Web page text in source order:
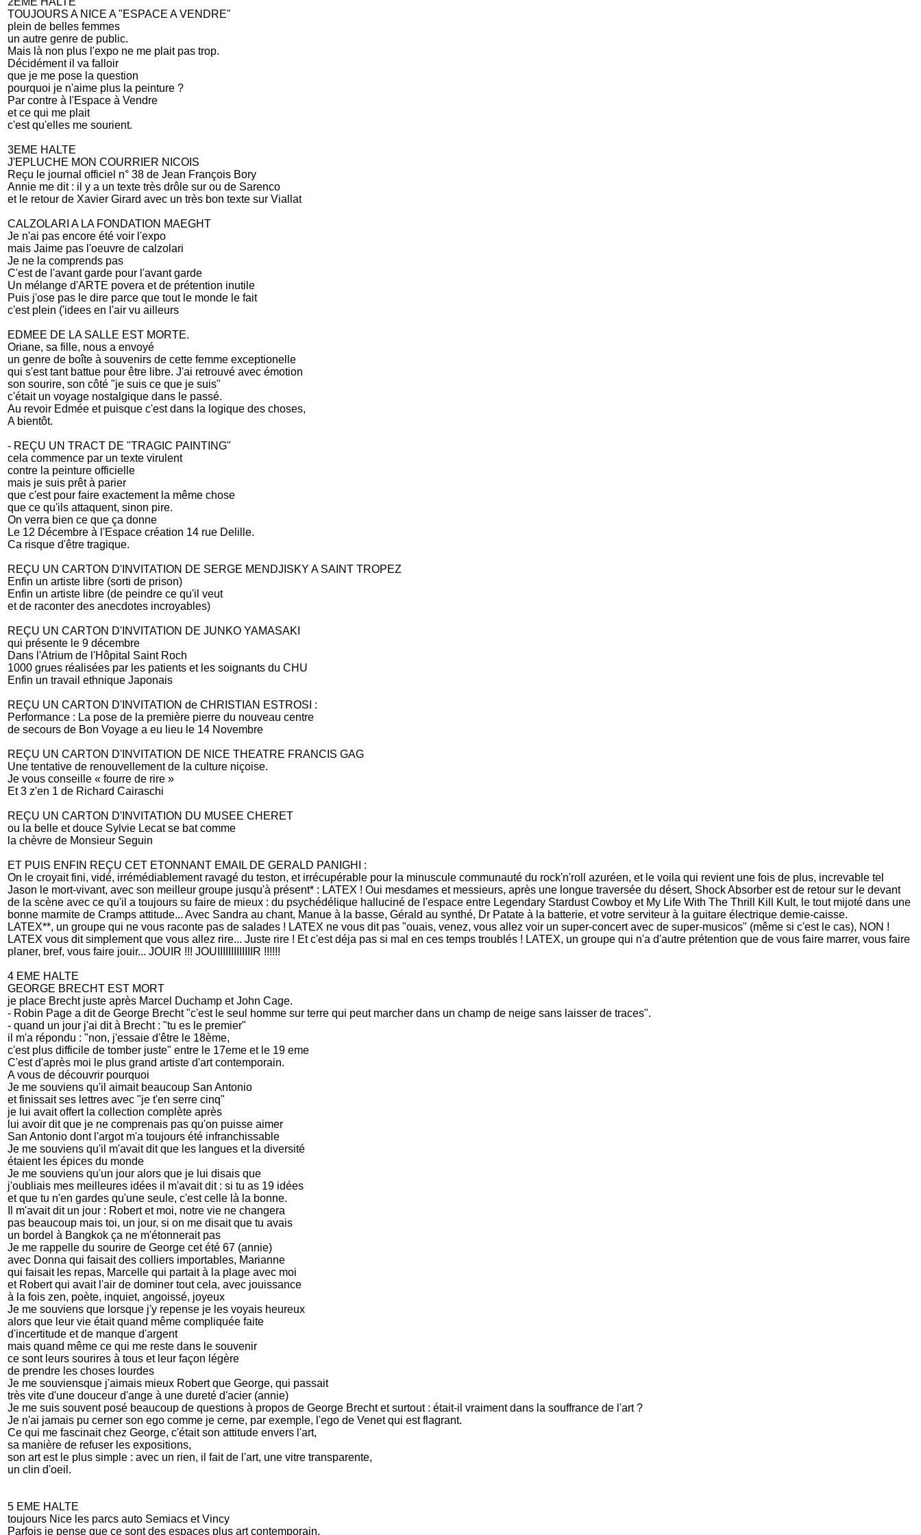
TOUJOURS A NICE A "ESPACE A VENDRE"
plein de belles femmes
un autre genre de public.
Mais là non plus l'expo ne me plait pas trop.
Décidément il va falloir
que je me pose la question
pourquoi je n'aime plus la peinture ?
Par contre à l'Espace à Vendre
et ce qui me plait
c'est qu'elles me sourient.
3EME HALTE
J'EPLUCHE MON COURRIER NICOIS
Reçu le journal officiel n° 38 de Jean François Bory
Annie me dit : il y a un texte très drôle sur ou de Sarenco
et le retour de Xavier Girard avec un très bon texte sur Viallat
CALZOLARI A LA FONDATION MAEGHT
Je n'ai pas encore été voir l'expo
mais Jaime pas l'oeuvre de calzolari
Je ne la comprends pas
C'est de l'avant garde pour l'avant garde
Un mélange d'ARTE povera et de prétention inutile
Puis j'ose pas le dire parce que tout le monde le fait
c'est plein ('idees en l'air vu ailleurs
EDMEE DE LA SALLE EST MORTE.
Oriane, sa fille, nous a envoyé
un genre de boîte à souvenirs de cette femme exceptionelle
qui s'est tant battue pour être libre. J'ai retrouvé avec émotion
son sourire, son côté "je suis ce que je suis"
c'était un voyage nostalgique dans le passé.
Au revoir Edmée et puisque c'est dans la logique des choses,
A bientôt.
- REÇU UN TRACT DE "TRAGIC PAINTING"
cela commence par un texte virulent
contre la peinture officielle
mais je suis prêt à parier
que c'est pour faire exactement la même chose
que ce qu'ils attaquent, sinon pire.
On verra bien ce que ça donne
Le 12 Décembre à l'Espace création 14 rue Delille.
Ca risque d'être tragique.
REÇU UN CARTON D'INVITATION DE SERGE MENDJISKY A SAINT TROPEZ
Enfin un artiste libre (sorti de prison)
Enfin un artiste libre (de peindre ce qu'il veut
et de raconter des anecdotes incroyables)
REÇU UN CARTON D'INVITATION DE JUNKO YAMASAKI
qui présente le 9 décembre
Dans l'Atrium de l'Hôpital Saint Roch
1000 grues réalisées par les patients et les soignants du CHU
Enfin un travail ethnique Japonais
REÇU UN CARTON D'INVITATION de CHRISTIAN ESTROSI :
Performance : La pose de la première pierre du nouveau centre
de secours de Bon Voyage a eu lieu le 14 Novembre
REÇU UN CARTON D'INVITATION DE NICE THEATRE FRANCIS GAG
Une tentative de renouvellement de la culture niçoise.
Je vous conseille « fourre de rire »
Et 3 z'en 1 de Richard Cairaschi
REÇU UN CARTON D'INVITATION DU MUSEE CHERET
ou la belle et douce Sylvie Lecat se bat comme
la chèvre de Monsieur Seguin
ET PUIS ENFIN REÇU CET ETONNANT EMAIL DE GERALD PANIGHI :
On le croyait fini, vidé, irrémédiablement ravagé du teston, et irrécupérable pour la minuscule communauté du rock'n'roll azuréen, et le voila qui revient une fois de plus, increvable tel
Jason le mort-vivant, avec son meilleur groupe jusqu'à présent* : LATEX ! Oui mesdames et messieurs, après une longue traversée du désert, Shock Absorber est de retour sur le devant
de la scène avec ce qu'il a toujours su faire de mieux : du psychédélique halluciné de l'espace entre Legendary Stardust Cowboy et My Life With The Thrill Kill Kult, le tout mijoté dans une
bonne marmite de Cramps attitude... Avec Sandra au chant, Manue à la basse, Gérald au synthé, Dr Patate à la batterie, et votre serviteur à la guitare électrique demie-caisse.
LATEX**, un groupe qui ne vous raconte pas de salades ! LATEX ne vous dit pas "ouais, venez, vous allez voir un super-concert avec de super-musicos" (même si c'est le cas), NON !
LATEX vous dit simplement que vous allez rire... Juste rire ! Et c'est déja pas si mal en ces temps troublés ! LATEX, un groupe qui n'a d'autre prétention que de vous faire marrer, vous faire
planer, bref, vous faire jouir... JOUIR !!! JOUIIIIIIIIIIIIIR !!!!!!
4 EME HALTE
GEORGE BRECHT EST MORT
je place Brecht juste après Marcel Duchamp et John Cage.
- Robin Page a dit de George Brecht "c'est le seul homme sur terre qui peut marcher dans un champ de neige sans laisser de traces".
- quand un jour j'ai dit à Brecht : "tu es le premier"
il m'a répondu : "non, j'essaie d'être le 18ème,
c'est plus difficile de tomber juste" entre le 17eme et le 19 eme
C'est d'après moi le plus grand artiste d'art contemporain.
A vous de découvrir pourquoi
Je me souviens qu'il aimait beaucoup San Antonio
et finissait ses lettres avec "je t'en serre cinq"
je lui avait offert la collection complète après
lui avoir dit que je ne comprenais pas qu'on puisse aimer
San Antonio dont l'argot m'a toujours été infranchissable
Je me souviens qu'il m'avait dit que les langues et la diversité
étaient les épices du monde
Je me souviens qu'un jour alors que je lui disais que
j'oubliais mes meilleures idées il m'avait dit : si tu as 19 idées
et que tu n'en gardes qu'une seule, c'est celle là la bonne.
Il m'avait dit un jour : Robert et moi, notre vie ne changera
pas beaucoup mais toi, un jour, si on me disait que tu avais
un bordel à Bangkok ça ne m'étonnerait pas
Je me rappelle du sourire de George cet été 67 (annie)
avec Donna qui faisait des colliers importables, Marianne
qui faisait les repas, Marcelle qui partait à la plage avec moi
et Robert qui avait l'air de dominer tout cela, avec jouissance
à la fois zen, poète, inquiet, angoissé, joyeux
Je me souviens que lorsque j'y repense je les voyais heureux
alors que leur vie était quand même compliquée faite
d'incertitude et de manque d'argent
mais quand même ce qui me reste dans le souvenir
ce sont leurs sourires à tous et leur façon légère
de prendre les choses lourdes
Je me souviensque j'aimais mieux Robert que George, qui passait
très vite d'une douceur d'ange à une dureté d'acier (annie)
Je me suis souvent posé beaucoup de questions à propos de George Brecht et surtout : était-il vraiment dans la souffrance de l'art ?
Je n'ai jamais pu cerner son ego comme je cerne, par exemple, l'ego de Venet qui est flagrant.
Ce qui me fascinait chez George, c'était son attitude envers l'art,
sa manière de refuser les expositions,
son art est le plus simple : avec un rien, il fait de l'art, une vitre transparente,
un clin d'oeil.
5 EME HALTE
toujours Nice les parcs auto Semiacs et Vincy
Parfois je pense que ce sont des espaces plus art contemporain.